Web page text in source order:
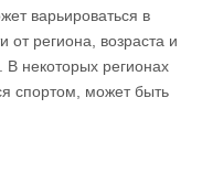
варьироваться в
от региона, возраста и
В некоторых регионах
спортом, может быть